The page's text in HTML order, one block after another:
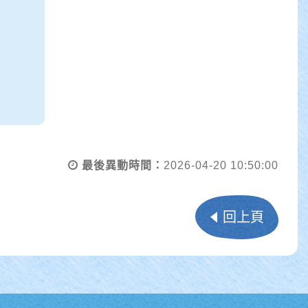
最後異動時間： 2026-04-20 10:50:00
回上頁